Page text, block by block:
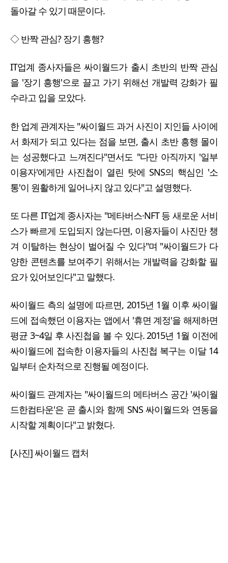
돌아갈 수 있기 때문이다.
◇ 반짝 관심? 장기 흥행?
IT업계 종사자들은 싸이월드가 출시 초반의 반짝 관심
을 '장기 흥행'으로 끌고 가기 위해선 개발력 강화가 필
수라고 입을 모았다.
한 업계 관계자는 "싸이월드 과거 사진이 지인들 사이에
서 화제가 되고 있다는 점을 보면, 출시 초반 흥행 몰이
는 성공했다고 느껴진다"면서도 "다만 아직까지 '일부
이용자'에게만 사진첩이 열린 탓에 SNS의 핵심인 '소
통'이 원활하게 일어나지 않고 있다"고 설명했다.
또 다른 IT업계 종사자는 "메타버스·NFT 등 새로운 서비
스가 빠르게 도입되지 않는다면, 이용자들이 사진만 챙
겨 이탈하는 현상이 벌어질 수 있다"며 "싸이월드가 다
양한 콘텐츠를 보여주기 위해서는 개발력을 강화할 필
요가 있어보인다"고 말했다.
싸이월드 측의 설명에 따르면, 2015년 1월 이후 싸이월
드에 접속했던 이용자는 앱에서 '휴면 계정'을 해제하면
평균 3~4일 후 사진첩을 볼 수 있다. 2015년 1월 이전에
싸이월드에 접속한 이용자들의 사진첩 복구는 이달 14
일부터 순차적으로 진행될 예정이다.
싸이월드 관계자는 "싸이월드의 메타버스 공간 '싸이월
드한컴타운'은 곧 출시와 함께 SNS 싸이월드와 연동을
시작할 계획이다"고 밝혔다.
[사진] 싸이월드 캡처